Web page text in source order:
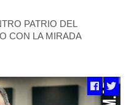
PATRIO DEL
CON LA MIRADA